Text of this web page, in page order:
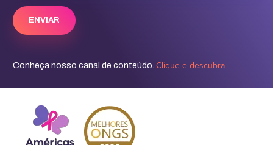
Conheça nosso canal de conteúdo. Clique e descubra